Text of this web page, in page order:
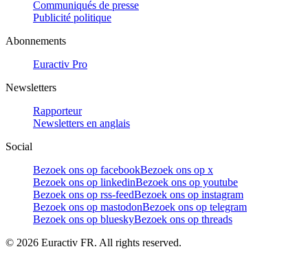
Communiqués de presse
Publicité politique
Abonnements
Euractiv Pro
Newsletters
Rapporteur
Newsletters en anglais
Social
Bezoek ons op facebookBezoek ons op x
Bezoek ons op linkedinBezoek ons op youtube
Bezoek ons op rss-feedBezoek ons op instagram
Bezoek ons op mastodonBezoek ons op telegram
Bezoek ons op blueskyBezoek ons op threads
© 2026 Euractiv FR. All rights reserved.